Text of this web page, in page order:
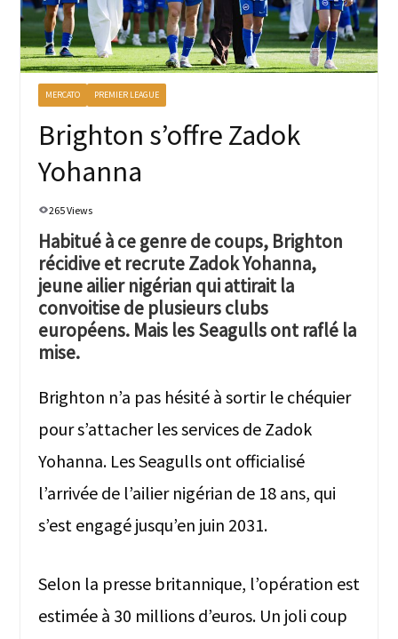
MERCATO PREMIER LEAGUE
Brighton s’offre Zadok
Yohanna
265 Views
Habitué à ce genre de coups, Brighton
récidive et recrute Zadok Yohanna,
jeune ailier nigérian qui attirait la
convoitise de plusieurs clubs
européens. Mais les Seagulls ont raflé la
mise.
Brighton n’a pas hésité à sortir le chéquier
pour s’attacher les services de Zadok
Yohanna. Les Seagulls ont officialisé
l’arrivée de l’ailier nigérian de 18 ans, qui
s’est engagé jusqu’en juin 2031.
Selon la presse britannique, l’opération est
estimée à 30 millions d’euros. Un joli coup